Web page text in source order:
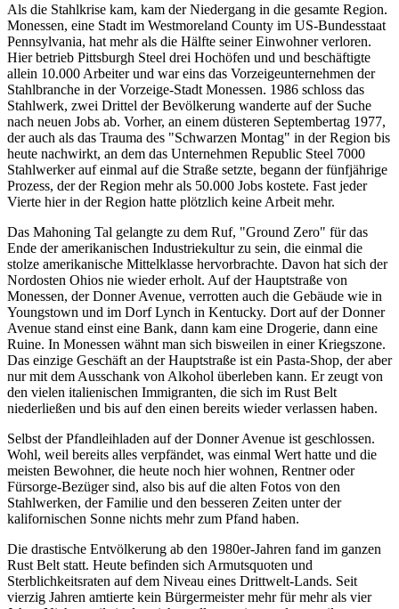
Als die Stahlkrise kam, kam der Niedergang in die gesamte Region.
Monessen, eine Stadt im Westmoreland County im US-Bundesstaat
Pennsylvania, hat mehr als die Hälfte seiner Einwohner verloren.
Hier betrieb Pittsburgh Steel drei Hochöfen und und beschäftigte
allein 10.000 Arbeiter und war eins das Vorzeigeunternehmen der
Stahlbranche in der Vorzeige-Stadt Monessen. 1986 schloss das
Stahlwerk, zwei Drittel der Bevölkerung wanderte auf der Suche
nach neuen Jobs ab. Vorher, an einem düsteren Septembertag 1977,
der auch als das Trauma des "Schwarzen Montag" in der Region bis
heute nachwirkt, an dem das Unternehmen Republic Steel 7000
Stahlwerker auf einmal auf die Straße setzte, begann der fünfjährige
Prozess, der der Region mehr als 50.000 Jobs kostete. Fast jeder
Vierte hier in der Region hatte plötzlich keine Arbeit mehr.
Das Mahoning Tal gelangte zu dem Ruf, "Ground Zero" für das
Ende der amerikanischen Industriekultur zu sein, die einmal die
stolze amerikanische Mittelklasse hervorbrachte. Davon hat sich der
Nordosten Ohios nie wieder erholt. Auf der Hauptstraße von
Monessen, der Donner Avenue, verrotten auch die Gebäude wie in
Youngstown und im Dorf Lynch in Kentucky. Dort auf der Donner
Avenue stand einst eine Bank, dann kam eine Drogerie, dann eine
Ruine. In Monessen wähnt man sich bisweilen in einer Kriegszone.
Das einzige Geschäft an der Hauptstraße ist ein Pasta-Shop, der aber
nur mit dem Ausschank von Alkohol überleben kann. Er zeugt von
den vielen italienischen Immigranten, die sich im Rust Belt
niederließen und bis auf den einen bereits wieder verlassen haben.
Selbst der Pfandleihladen auf der Donner Avenue ist geschlossen.
Wohl, weil bereits alles verpfändet, was einmal Wert hatte und die
meisten Bewohner, die heute noch hier wohnen, Rentner oder
Fürsorge-Bezüger sind, also bis auf die alten Fotos von den
Stahlwerken, der Familie und den besseren Zeiten unter der
kalifornischen Sonne nichts mehr zum Pfand haben.
Die drastische Entvölkerung ab den 1980er-Jahren fand im ganzen
Rust Belt statt. Heute befinden sich Armutsquoten und
Sterblichkeitsraten auf dem Niveau eines Drittwelt-Lands. Seit
vierzig Jahren amtierte kein Bürgermeister mehr für mehr als vier